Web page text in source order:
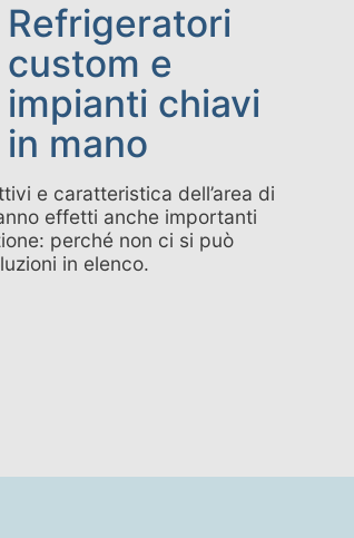
Refrigeratori
custom e
impianti chiavi
in mano
e caratteristica dell’area di
effetti anche importanti
perché non ci si può
in elenco.